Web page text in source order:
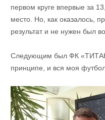
первом круге впервые за
место. Но, как оказалось,
результат и не нужен был
Следующим был ФК
принципе, и вся моя